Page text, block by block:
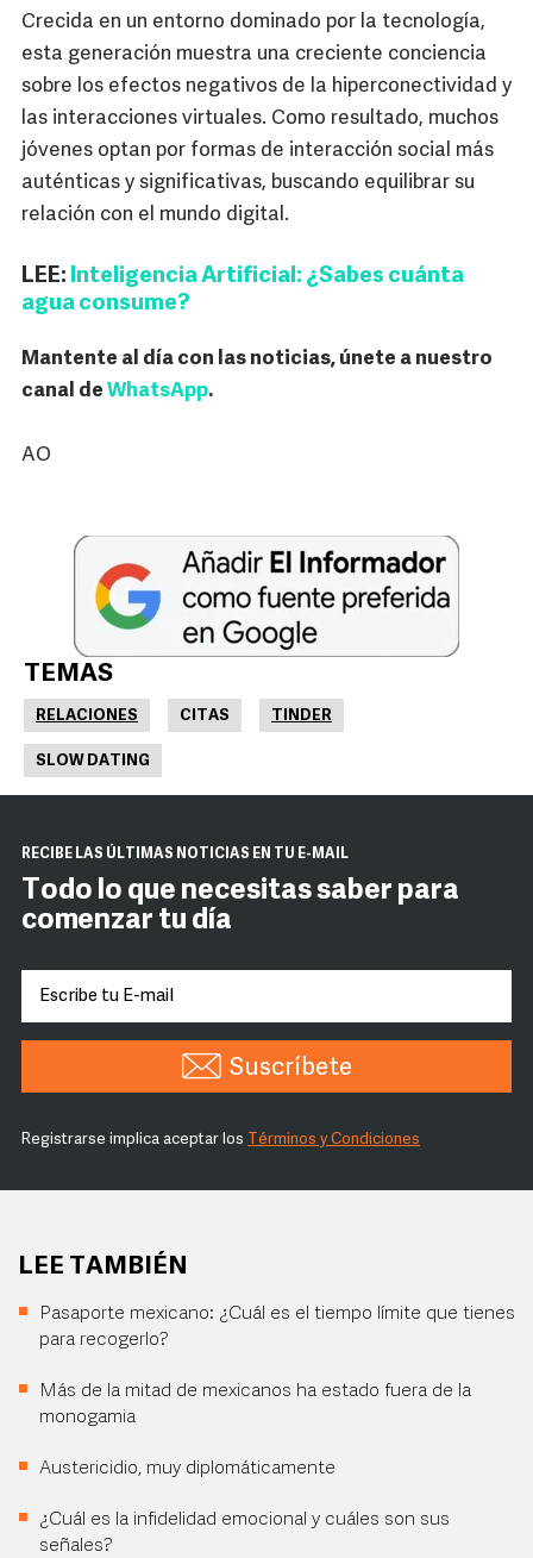
Crecida en un entorno dominado por la tecnología,
esta generación muestra una creciente conciencia
sobre los efectos negativos de la hiperconectividad y
las interacciones virtuales. Como resultado, muchos
jóvenes optan por formas de interacción social más
auténticas y significativas, buscando equilibrar su
relación con el mundo digital.
LEE: Inteligencia Artificial: ¿Sabes cuánta
agua consume?
Mantente al día con las noticias, únete a nuestro
canal de WhatsApp.
AO
TEMAS
RELACIONES CITAS TINDER
SLOW DATING
RECIBE LAS ÚLTIMAS NOTICIAS EN TU E-MAIL
Todo lo que necesitas saber para
comenzar tu día
Suscríbete
Registrarse implica aceptar los Términos y Condiciones
LEE TAMBIÉN
Pasaporte mexicano: ¿Cuál es el tiempo límite que tienes
para recogerlo?
Más de la mitad de mexicanos ha estado fuera de la
monogamia
Austericidio, muy diplomáticamente
¿Cuál es la infidelidad emocional y cuáles son sus
señales?